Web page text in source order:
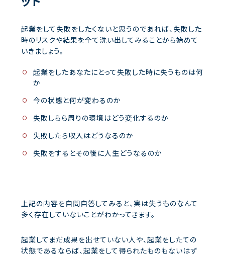
起業をして失敗をしたくないと思うのであれば、失敗した
時のリスクや結果を全て洗い出してみることから始めて
いきましょう。
起業をしたあなたにとって失敗した時に失うものは何
か
今の状態と何が変わるのか
失敗しらら周りの環境はどう変化するのか
失敗したら収入はどうなるのか
失敗をするとその後に人生どうなるのか
上記の内容を自問自答してみると、実は失うものなんて
多く存在していないことがわかってきます。
起業してまだ成果を出せていない人や、起業をしたての
状態であるならば、起業をして得られたものもないはず